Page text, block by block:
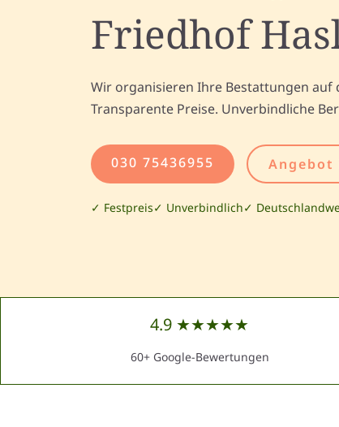
Friedhof
Wir organisieren Ihre Bestattungen auf
Transparente Preise. Unverbindliche
030 75436955 Angebot
✓ Festpreis✓ Unverbindlich✓
4.9 ★★★★★
60+ Google-Bewertungen